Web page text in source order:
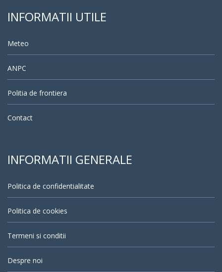
INFORMATII UTILE
Meteo
ANPC
Politia de frontiera
Contact
INFORMATII GENERALE
Politica de confidentialitate
Politica de cookies
Termeni si conditii
Despre noi